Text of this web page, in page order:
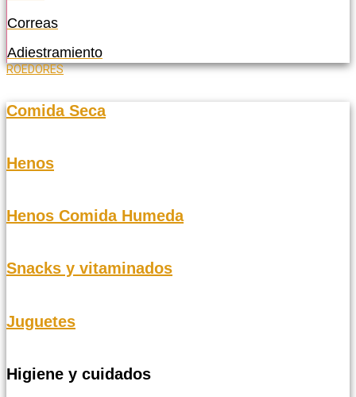
Correas
Adiestramiento
ROEDORES
Comida Seca
Henos
Henos Comida Humeda
Snacks y vitaminados
Juguetes
Higiene y cuidados